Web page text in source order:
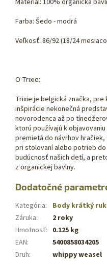
Materiál: 100% organická
Farba: Šedo - modrá
Veľkosť: 86/92 (18/24
O Trixie:
Trixie je belgická značka,
inšpirácie nekonečná
novorodenca až po
ktorú používajú k
premietá do návrhov
pri stolovaní alebo potrieb do
budúcnosť našich detí, a
z organickej bavlny.
Dodatočné
Kategória:
Body krátký
Záruka:
2 roky
Hmotnosť: 0.125 kg
EAN:
5400858034205
Druh: whippy weasel